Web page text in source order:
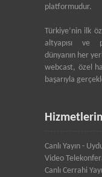
platformudur.
Türkiye’nin ilk
altyapısı ve
dünyanın her
webcast, özel
başarıyla
Canlı Yayın -
Video
Canlı Cerrahi